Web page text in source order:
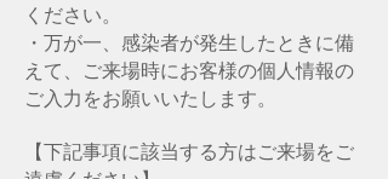
ください。
・万が一、感染者が発生したときに備
えて、ご来場時にお客様の個人情報の
ご入力をお願いいたします。
【下記事項に該当する方はご来場をご